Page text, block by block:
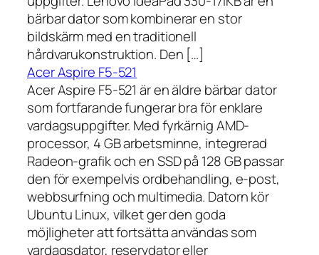
bärbar dator som kombinerar en stor
bildskärm med en traditionell
hårdvarukonstruktion. Den […]
Acer Aspire F5-521
Acer Aspire F5-521 är en äldre bärbar dator
som fortfarande fungerar bra för enklare
vardagsuppgifter. Med fyrkärnig AMD-
processor, 4 GB arbetsminne, integrerad
Radeon-grafik och en SSD på 128 GB passar
den för exempelvis ordbehandling, e-post,
webbsurfning och multimedia. Datorn kör
Ubuntu Linux, vilket ger den goda
möjligheter att fortsätta användas som
vardagsdator, reservdator eller